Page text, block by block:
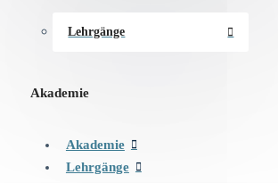
Lehrgänge
Akademie
Akademie
Lehrgänge